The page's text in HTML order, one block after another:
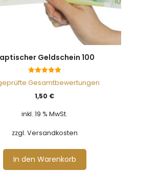
Geldschein 100
von 5
Gesamtbewertungen
1,50 €
inkl. 19 % MwSt.
zzgl. Versandkosten
In den Warenkorb